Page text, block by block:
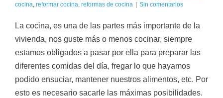
cocina, reformar cocina, reformas de cocina Sin comentarios
La cocina, es una de las partes más importante de la
vivienda, nos guste más o menos cocinar, siempre
estamos obligados a pasar por ella para preparar las
diferentes comidas del día, fregar lo que hayamos
podido ensuciar, mantener nuestros alimentos, etc. Por
esto es necesario sacarle las máximas posibilidades.